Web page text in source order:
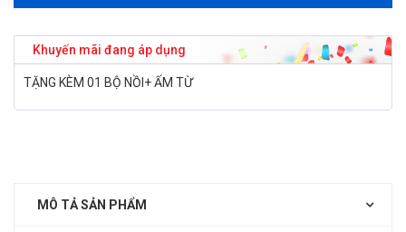
Khuyến mãi đang áp dụng
TẶNG KÈM 01 BỘ NỒI+ ẤM TỪ
MÔ TẢ SẢN PHẨM